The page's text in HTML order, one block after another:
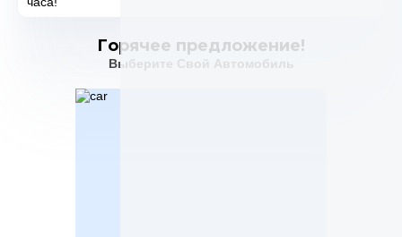
Горячее предложение!
Выберите Свой Автомобиль